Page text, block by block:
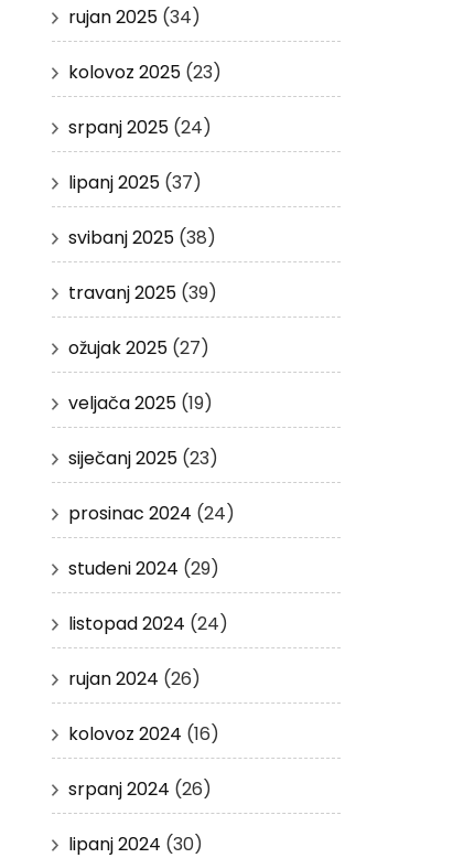
rujan 2025(34)
kolovoz 2025(23)
srpanj 2025(24)
lipanj 2025(37)
svibanj 2025(38)
travanj 2025(39)
ožujak 2025(27)
veljača 2025(19)
siječanj 2025(23)
prosinac 2024 (24)
studeni 2024 (29)
listopad 2024 (24)
rujan 2024 (26)
kolovoz 2024 (16)
srpanj 2024 (26)
lipanj 2024 (30)